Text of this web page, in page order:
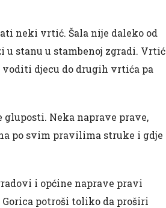
neki vrtić. Šala nije daleko od
stanu u stambenoj zgradi. Vrtić
voditi djecu do drugih vrtića pa
Neka naprave prave,
po svim pravilima struke i gdje
i općine naprave pravi
potroši toliko da proširi